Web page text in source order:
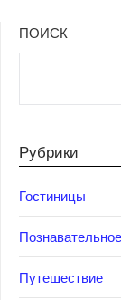
ПОИСК
Рубрики
Гостиницы
Познавательное
Путешествие